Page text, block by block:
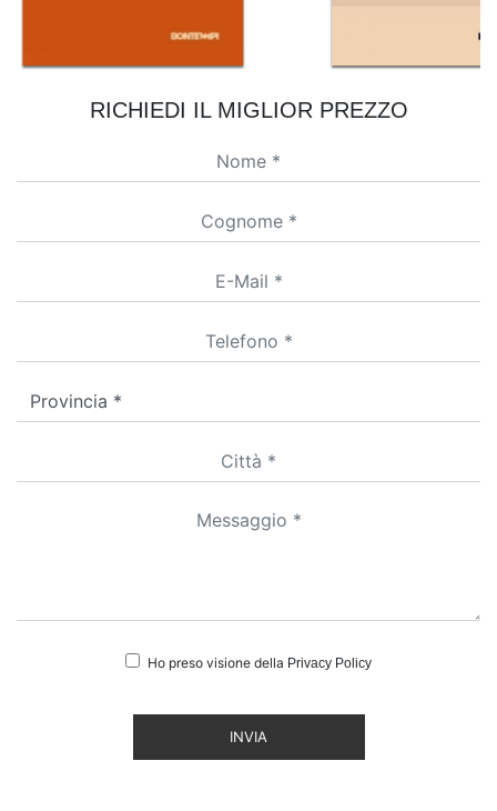
RICHIEDI IL MIGLIOR PREZZO
Ho preso visione della Privacy Policy
INVIA